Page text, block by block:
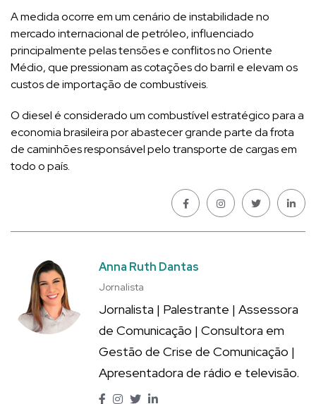
A medida ocorre em um cenário de instabilidade no
mercado internacional de petróleo, influenciado
principalmente pelas tensões e conflitos no Oriente
Médio, que pressionam as cotações do barril e elevam os
custos de importação de combustíveis.
O diesel é considerado um combustível estratégico para a
economia brasileira por abastecer grande parte da frota
de caminhões responsável pelo transporte de cargas em
todo o país.
Anna Ruth Dantas
Jornalista
Jornalista | Palestrante | Assessora
de Comunicação | Consultora em
Gestão de Crise de Comunicação |
Apresentadora de rádio e televisão.